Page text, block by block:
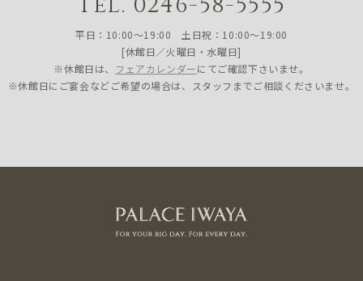
平日：10:00〜19:00 土日祝：10:00〜19:00
[休館日／火曜日・水曜日]
※休館日は、 フェアカレンダーにてご確認下さいませ。
※休館日にご宴会などご希望の場合は、スタッフまでご相談くださいませ。